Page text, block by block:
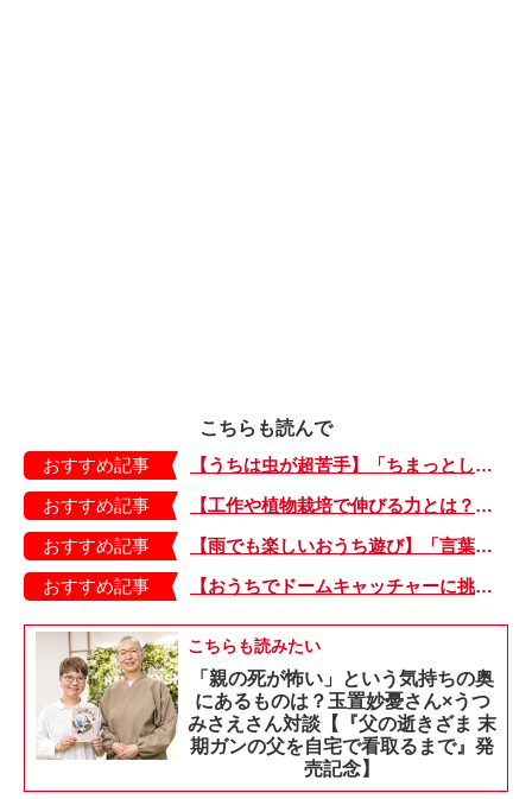
こちらも読んで
おすすめ記事
【うちは虫が超苦手】「ちまっとした虫にも大騒ぎ！」「可愛い系の虫……でも逃げる！」教えて！ みんなの虫ギライエピソード
おすすめ記事
【工作や植物栽培で伸びる力とは？】「非認知能力」を養う、おうちで楽しむ創作あそび・おうちあそび図鑑5
おすすめ記事
【雨でも楽しいおうち遊び】「言葉あそび」で伸ばす表現力や想像力・おうちあそび図鑑4
おすすめ記事
【おうちでドームキャッチャーに挑戦だ】アンパンマン わくわくドームキャッチャー
こちらも読みたい
「親の死が怖い」という気持ちの奥
にあるものは？玉置妙憂さん×うつ
みさえさん対談【『父の逝きざま 末
期ガンの父を自宅で看取るまで』発
売記念】